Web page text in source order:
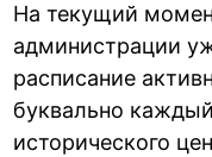
На текущий
администрации
расписание
буквально
исторического